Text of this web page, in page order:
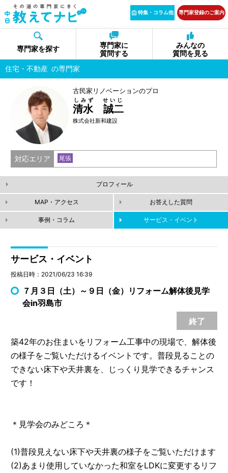
特集・コラム他 専門家登録のご案内
専門家を探す
専門家に
質問する
みんなの
質問を見る
住宅・不動産 の専門家
古民家リノベーションのプロ
清水 誠二
しみず せいじ
株式会社新和建設
対応エリア 尾張
プロフィール
MAP・アクセス お答えした質問
事例・コラム サービス・イベント
サービス・イベント
投稿日時：2021/06/23 16:39
７月３日（土）～９日（金）リフォーム解体後見学
会in羽島市
終了
築42年のお住まいをリフォーム工事中の現場で、解体後
の様子をご覧いただけるイベントです。普段見ることの
できない床下や天井裏を、じっくり見学できるチャンス
です！
＊見学会のみどころ＊
(1)普段見えない床下や天井裏の様子をご覧いただけます
(2)あまり使用していなかった和室をLDKに変更するリフ